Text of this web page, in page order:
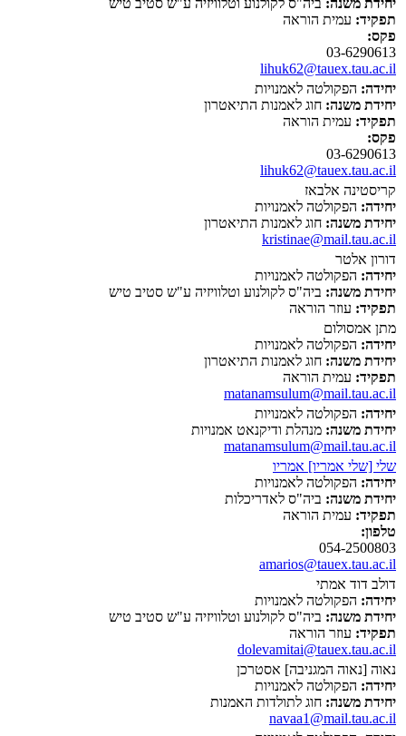
יחידת משנה: ביה"ס לקולנוע וטלוויזיה ע"ש סטיב טיש
תפקיד: עמית הוראה
פקס:
03-6290613
lihuk62@tauex.tau.ac.il
יחידה: הפקולטה לאמנויות
יחידת משנה: חוג לאמנות התיאטרון
תפקיד: עמית הוראה
פקס:
03-6290613
lihuk62@tauex.tau.ac.il
קריסטינה אלבאז
יחידה: הפקולטה לאמנויות
יחידת משנה: חוג לאמנות התיאטרון
kristinae@mail.tau.ac.il
דורון אלטר
יחידה: הפקולטה לאמנויות
יחידת משנה: ביה"ס לקולנוע וטלוויזיה ע"ש סטיב טיש
תפקיד: עוזר הוראה
מתן אמסולום
יחידה: הפקולטה לאמנויות
יחידת משנה: חוג לאמנות התיאטרון
תפקיד: עמית הוראה
matanamsulum@mail.tau.ac.il
יחידה: הפקולטה לאמנויות
יחידת משנה: מנהלת ודיקנאט אמנויות
matanamsulum@mail.tau.ac.il
שלי [שלי אמריו] אמריו
יחידה: הפקולטה לאמנויות
יחידת משנה: ביה"ס לאדריכלות
תפקיד: עמית הוראה
טלפון:
054-2500803
amarios@tauex.tau.ac.il
דולב דוד אמתי
יחידה: הפקולטה לאמנויות
יחידת משנה: ביה"ס לקולנוע וטלוויזיה ע"ש סטיב טיש
תפקיד: עוזר הוראה
dolevamitai@tauex.tau.ac.il
נאוה [נאוה המגניבה] אסטרכן
יחידה: הפקולטה לאמנויות
יחידת משנה: חוג לתולדות האמנות
navaa1@mail.tau.ac.il